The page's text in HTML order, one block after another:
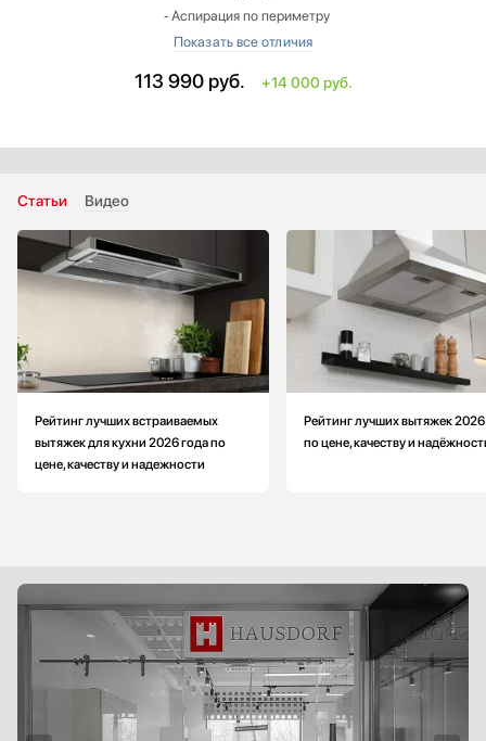
‐ Аспирация по периметру
‐ Функция очистки воздуха
Ширина: меньше на 36.8 см
Макс. производительность: меньше на 73 м3/ч
Уровень шума на максимальной скорости: больше на 3 Дб
113 990 руб. +14 000 руб.
Статьи Видео
Рейтинг лучших встраиваемых
вытяжек для кухни 2026 года по
цене, качеству и надежности
Рейтинг лучших вытяжек 2026
по цене, качеству и